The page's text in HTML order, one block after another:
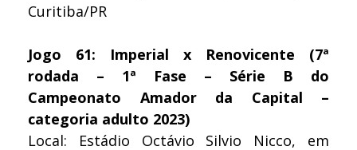
Curitiba/PR
Jogo 61: Imperial x Renovicente (7ª
rodada – 1ª Fase – Série B do
Campeonato Amador da Capital –
categoria adulto 2023)
Local: Estádio Octávio Silvio Nicco, em